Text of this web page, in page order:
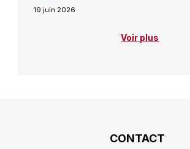
19 juin 2026
Voir plus
CONTACT